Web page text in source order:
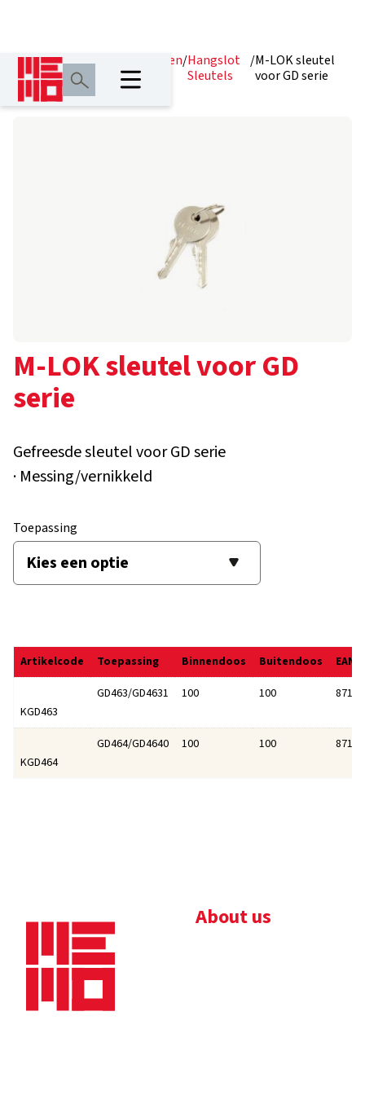
Home/Producten Hangsloten/Hangslot
Sleutels
/M-LOK sleutel
voor GD serie
M-LOK sleutel voor GD
serie
Gefreesde sleutel voor GD serie
· Messing/vernikkeld
Toepassing
Artikelcode Toepassing Binnendoos Buitendoos EAN
KGD463
GD463/GD4631 100 100
KGD464
GD464/GD4640 100 100
About us